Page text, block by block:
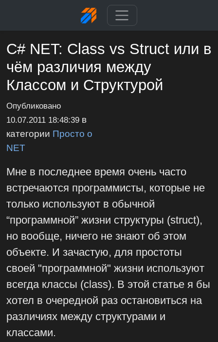
C# NET: Class vs Struct или в
чём различия между
Классом и Структурой
Опубликовано
10.07.2011 18:48:39 в
категории Просто о
NET
Мне в последнее время очень часто
встречаются программисты, которые не
только используют в обычной
“программной” жизни структуры (struct),
но вообще, ничего не знают об этом
объекте. И зачастую, для простоты
своей "программной" жизни используют
всегда классы (class). В этой статье я бы
хотел в очередной раз остановиться на
различиях между структурами и
классами.